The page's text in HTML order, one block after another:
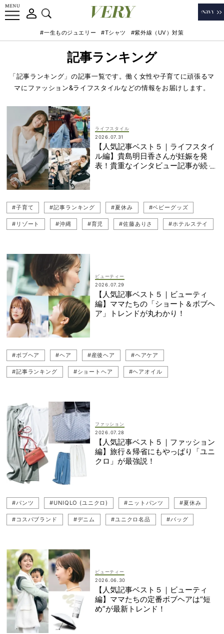
#一生ものジュエリー #Tシャツ #紫外線（UV）対策
記事ランキング
「記事ランキング」の記事一覧です。働く女性や子育てに頑張るマ
マにファッション&ライフスタイルなどの情報をお届けします。
ライフスタイル
2026.07.31
【人気記事ベスト５｜ライフスタイ
ル編】貴島明日香さんが妊娠を発
表！貴重なインタビュー記事が続々
#子育て #記事ランキング #夏休み #ベビーグッズ
#リゾート #沖縄 #育児 #佐藤ありさ #ホテルステイ
#子連れ旅行 #家族旅行
#夫婦 #妊娠出産
ビューティー
2026.07.29
【人気記事ベスト５｜ビューティ
編】ママたちの「ショート＆ボブヘ
ア」トレンドが丸わかり！
#ボブヘア #ヘア #産後ヘア #ヘアケア
#記事ランキング #ショートヘア #ヘアオイル
#30代ヘアスタイル #ヘアスタイル
ファッション
2026.07.28
【人気記事ベスト５｜ファッション
編】旅行＆帰省にもやっぱり「ユニ
クロ」が最強説！
#パンツ #UNIQLO (ユニクロ) #ニットパンツ #夏休み
#コスパブランド #デニム #ユニクロ名品 #バッグ
#旅行 #帰省 #トートバッグ
#ボストンバッグ #マザーズバッグ
ビューティー
2026.06.30
【人気記事ベスト５｜ビューティ
編】ママたちの定番ボブヘアは“短
め”が最新トレンド！